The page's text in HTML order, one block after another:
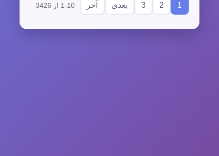
1
2
3 بعدی آخر 1-10 از 3426